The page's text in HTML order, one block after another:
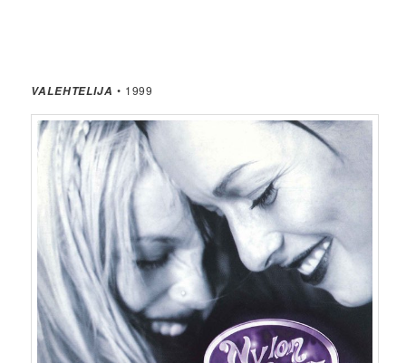
VALEHTELIJA • 1999